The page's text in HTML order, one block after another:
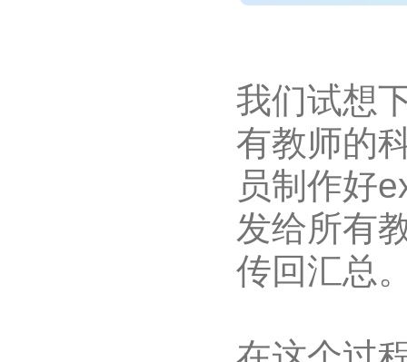
我们试想
有教师的
员制作好
发给所有
传回汇总